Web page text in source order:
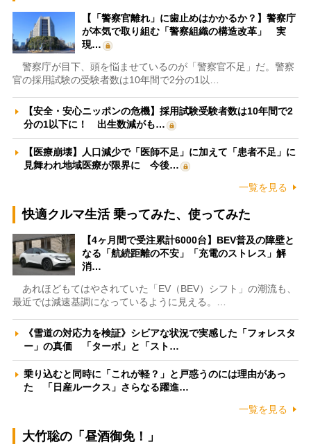
【「警察官離れ」に歯止めはかかるか？】警察庁
が本気で取り組む「警察組織の構造改革」 実
現…
警察庁が目下、頭を悩ませているのが「警察官不足」だ。警察
官の採用試験の受験者数は10年間で2分の1以…
【安全・安心ニッポンの危機】採用試験受験者数は10年間で2
分の1以下に！ 出生数減がも…
【医療崩壊】人口減少で「医師不足」に加えて「患者不足」に
見舞われ地域医療が限界に 今後…
一覧を見る
快適クルマ生活 乗ってみた、使ってみた
【4ヶ月間で受注累計6000台】BEV普及の障壁と
なる「航続距離の不安」「充電のストレス」解
消…
あれほどもてはやされていた「EV（BEV）シフト」の潮流も、
最近では減速基調になっているように見える。…
《雪道の対応力を検証》シビアな状況で実感した「フォレスタ
ー」の真価 「ターボ」と「スト…
乗り込むと同時に「これが軽？」と戸惑うのには理由があっ
た 「日産ルークス」さらなる躍進…
一覧を見る
大竹聡の「昼酒御免！」